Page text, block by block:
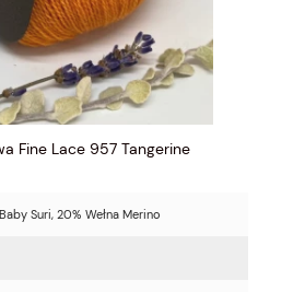
Fine Lace 957 Tangerine
Suri, 20% Wełna Merino